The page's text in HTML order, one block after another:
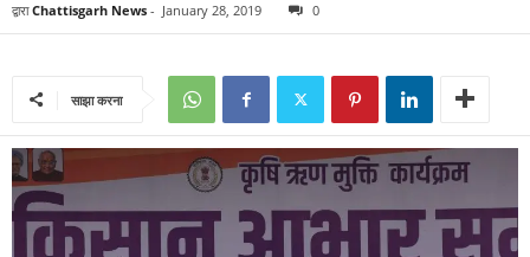
द्वारा Chattisgarh News - January 28, 2019 0
साझा करना